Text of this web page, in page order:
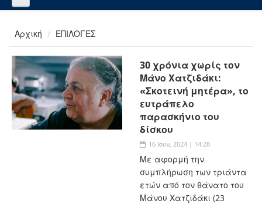
Αρχική ΕΠΙΛΟΓΕΣ
30 χρόνια χωρίς τον
Μάνο Χατζιδάκι:
«Σκοτεινή μητέρα», το
ευτράπελο
παρασκήνιο του
δίσκου
16 Ιουν, 2024 | 14:28
Με αφορμή την
συμπλήρωση των τριάντα
ετών από τον θάνατο του
Μάνου Χατζιδάκι (23